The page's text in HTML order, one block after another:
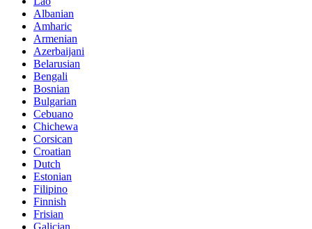
Albanian
Amharic
Armenian
Azerbaijani
Belarusian
Bengali
Bosnian
Bulgarian
Cebuano
Chichewa
Corsican
Croatian
Dutch
Estonian
Filipino
Finnish
Frisian